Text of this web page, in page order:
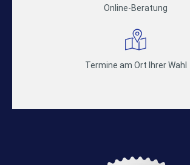
Online-Beratung
Termine am Ort Ihrer Wahl